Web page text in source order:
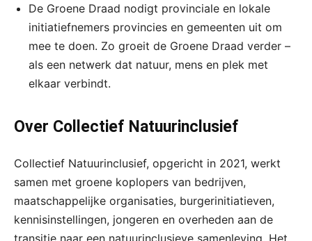
De Groene Draad nodigt provinciale en lokale
initiatiefnemers provincies en gemeenten uit om
mee te doen. Zo groeit de Groene Draad verder –
als een netwerk dat natuur, mens en plek met
elkaar verbindt.
Over Collectief Natuurinclusief
Collectief Natuurinclusief, opgericht in 2021, werkt
samen met groene koplopers van bedrijven,
maatschappelijke organisaties, burgerinitiatieven,
kennisinstellingen, jongeren en overheden aan de
transitie naar een natuurinclusieve samenleving. Het